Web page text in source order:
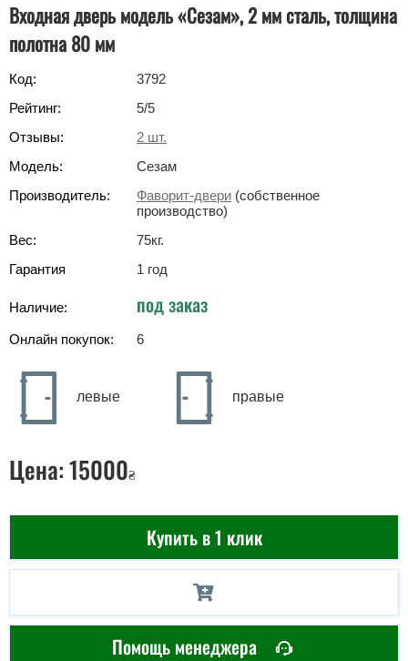
Входная дверь модель «Сезам», 2 мм сталь, толщина
полотна 80 мм
Код:
3792
Рейтинг:
5/5
Отзывы:
2 шт.
Модель:
Сезам
Производитель:
Фаворит-двери (собственное
производство)
Вес:
75кг.
Гарантия
1 год
Наличие: под заказ
Онлайн покупок: 6
левые правые
Цена:15000₴
Купить в 1 клик
Помощь менеджера